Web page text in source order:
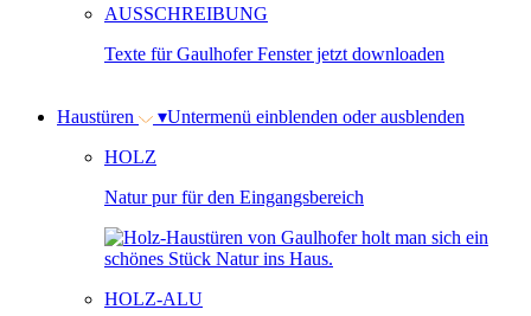
AUSSCHREIBUNG
Texte für Gaulhofer Fenster jetzt downloaden
Haustüren ▾Untermenü einblenden oder ausblenden
HOLZ
Natur pur für den Eingangsbereich
HOLZ-ALU